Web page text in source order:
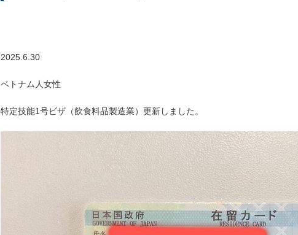
2025.6.30
ベトナム人女性
特定技能1号ビザ（飲食料品製造業）更新しました。